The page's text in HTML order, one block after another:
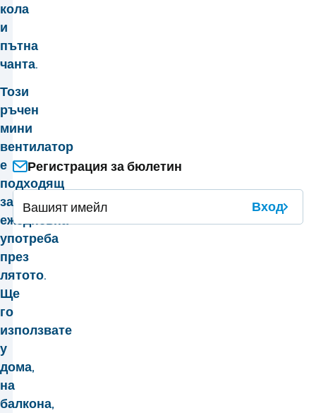
кола
и
пътна
чанта.
Този
ръчен
мини
вентилатор
е
подходящ
за
ежедневна
употреба
през
лятото.
Ще
го
използвате
у
дома,
на
балкона,
Регистрация за бюлетин
Вход